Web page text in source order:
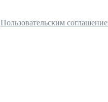
Пользовательским